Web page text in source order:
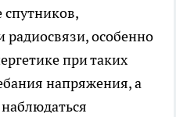
радиосвязи, особенно
при таких
напряжения, а